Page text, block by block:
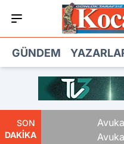
GÜNDEM
SON
DAKİKA
Avukat